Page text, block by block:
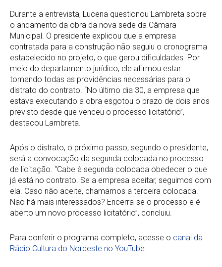
Durante a entrevista, Lucena questionou Lambreta sobre
o andamento da obra da nova sede da Câmara
Municipal. O presidente explicou que a empresa
contratada para a construção não seguiu o cronograma
estabelecido no projeto, o que gerou dificuldades. Por
meio do departamento jurídico, ele afirmou estar
tomando todas as providências necessárias para o
distrato do contrato. “No último dia 30, a empresa que
estava executando a obra esgotou o prazo de dois anos
previsto desde que venceu o processo licitatório”,
destacou Lambreta.
Após o distrato, o próximo passo, segundo o presidente,
será a convocação da segunda colocada no processo
de licitação. “Cabe à segunda colocada obedecer o que
já está no contrato. Se a empresa aceitar, seguimos com
ela. Caso não aceite, chamamos a terceira colocada.
Não há mais interessados? Encerra-se o processo e é
aberto um novo processo licitatório”, concluiu.
Para conferir o programa completo, acesse o canal da
Rádio Cultura do Nordeste no YouTube.